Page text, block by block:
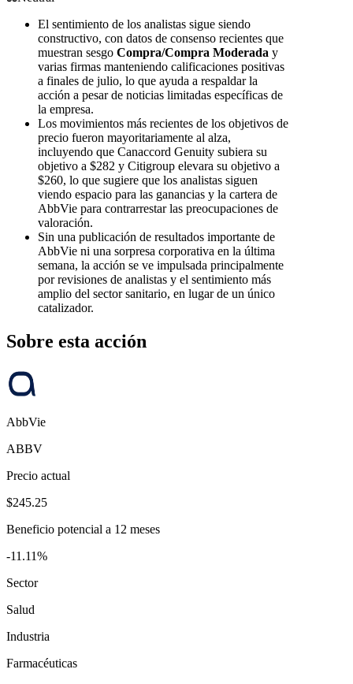
El sentimiento de los analistas sigue siendo
constructivo, con datos de consenso recientes que
muestran sesgo Compra/Compra Moderada y
varias firmas manteniendo calificaciones positivas
a finales de julio, lo que ayuda a respaldar la
acción a pesar de noticias limitadas específicas de
la empresa.
Los movimientos más recientes de los objetivos de
precio fueron mayoritariamente al alza,
incluyendo que Canaccord Genuity subiera su
objetivo a $282 y Citigroup elevara su objetivo a
$260, lo que sugiere que los analistas siguen
viendo espacio para las ganancias y la cartera de
AbbVie para contrarrestar las preocupaciones de
valoración.
Sin una publicación de resultados importante de
AbbVie ni una sorpresa corporativa en la última
semana, la acción se ve impulsada principalmente
por revisiones de analistas y el sentimiento más
amplio del sector sanitario, en lugar de un único
catalizador.
Sobre esta acción
AbbVie
ABBV
Precio actual
$245.25
Beneficio potencial a 12 meses
-11.11%
Sector
Salud
Industria
Farmacéuticas